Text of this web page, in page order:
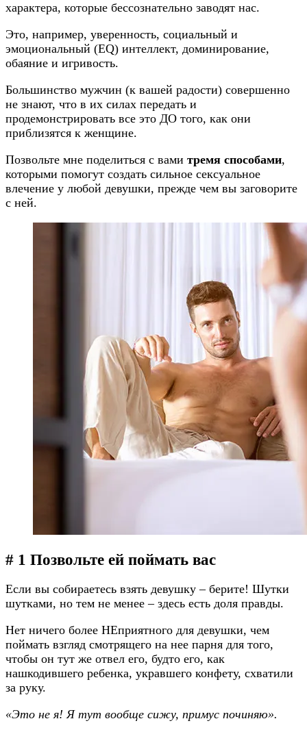
характера, которые бессознательно заводят нас.
Это, например, уверенность, социальный и
эмоциональный (EQ) интеллект, доминирование,
обаяние и игривость.
Большинство мужчин (к вашей радости) совершенно
не знают, что в их силах передать и
продемонстрировать все это ДО того, как они
приблизятся к женщине.
Позвольте мне поделиться с вами тремя способами,
которыми помогут создать сильное сексуальное
влечение у любой девушки, прежде чем вы заговорите
с ней.
# 1 Позвольте ей поймать вас
Если вы собираетесь взять девушку – берите! Шутки
шутками, но тем не менее – здесь есть доля правды.
Нет ничего более НЕприятного для девушки, чем
поймать взгляд смотрящего на нее парня для того,
чтобы он тут же отвел его, будто его, как
нашкодившего ребенка, укравшего конфету, схватили
за руку.
«Это не я! Я тут вообще сижу, примус починяю».